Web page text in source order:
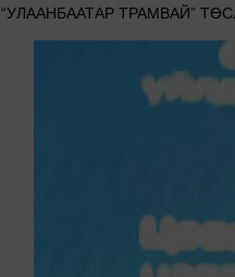
“УЛААНБААТАР ТРАМВАЙ”